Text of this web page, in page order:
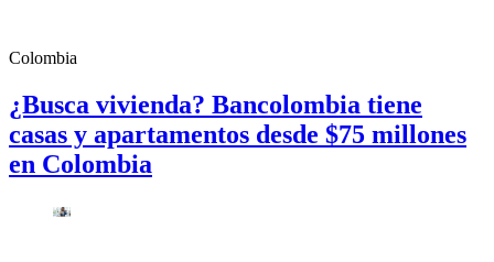
Colombia
¿Busca vivienda? Bancolombia tiene
casas y apartamentos desde $75 millones
en Colombia